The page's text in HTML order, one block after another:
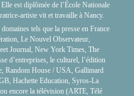
est diplômée de l’École Nationale
artiste vit et travaille à Nancy.
tels que la presse en France
Le Nouvel Observateur,
Journal, New York Times, The
d’entreprises, le culturel, l’édition
Random House / USA, Gallimard
Hachette Education, Syros-La
encore la télévision (ARTE, Télé